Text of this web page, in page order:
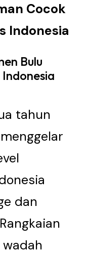
Cocok
Indonesia
Bulu
tahun
dan